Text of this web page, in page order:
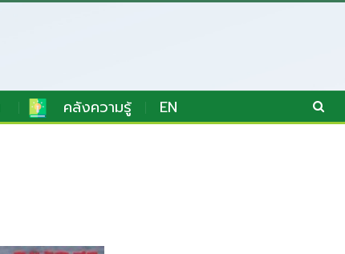
คลังความรู้ EN